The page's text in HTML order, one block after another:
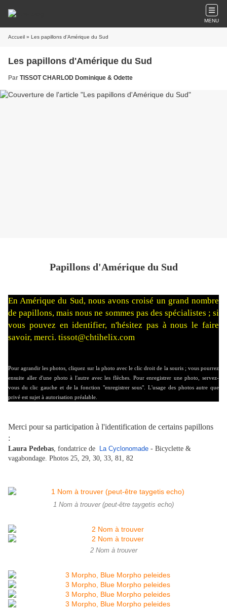
MENU
Accueil » Les papillons d'Amérique du Sud
Les papillons d'Amérique du Sud
Par TISSOT CHARLOD Dominique & Odette
Papillons d'Amérique du Sud
En Amérique du Sud, nous avons croisé un grand nombre
de papillons, mais nous ne sommes pas des spécialistes ; si
vous pouvez en identifier, n'hésitez pas à nous le faire
savoir, merci. tissot@chtihelix.com
Pour agrandir les photos, cliquez sur la photo avec le clic droit de la souris ; vous pourrez
ensuite aller d'une photo à l'autre avec les flèches. Pour enregistrer une photo, servez-
vous du clic gauche et de la fonction "enregistrer sous". L'usage des photos autre que
privé est sujet à autorisation préalable.
Merci pour sa participation à l'identification de certains papillons
:
Laura Pedebas , fondatrice de La Cyclonomade - Bicyclette &
vagabondage. Photos 25, 29, 30, 33, 81, 82
1 Nom à trouver (peut-être taygetis echo)
2 Nom à trouver